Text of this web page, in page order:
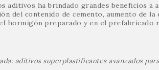
aditivos ha brindado grandes beneficios a
del contenido de cemento, aumento de
hormigón preparado y en el prefabricado
aditivos superplastificantesavanzados